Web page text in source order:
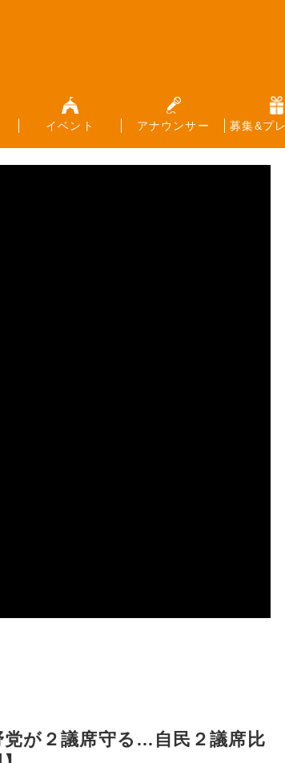
イベント アナウンサー 募集&プ
が２議席守る…自民２議席比